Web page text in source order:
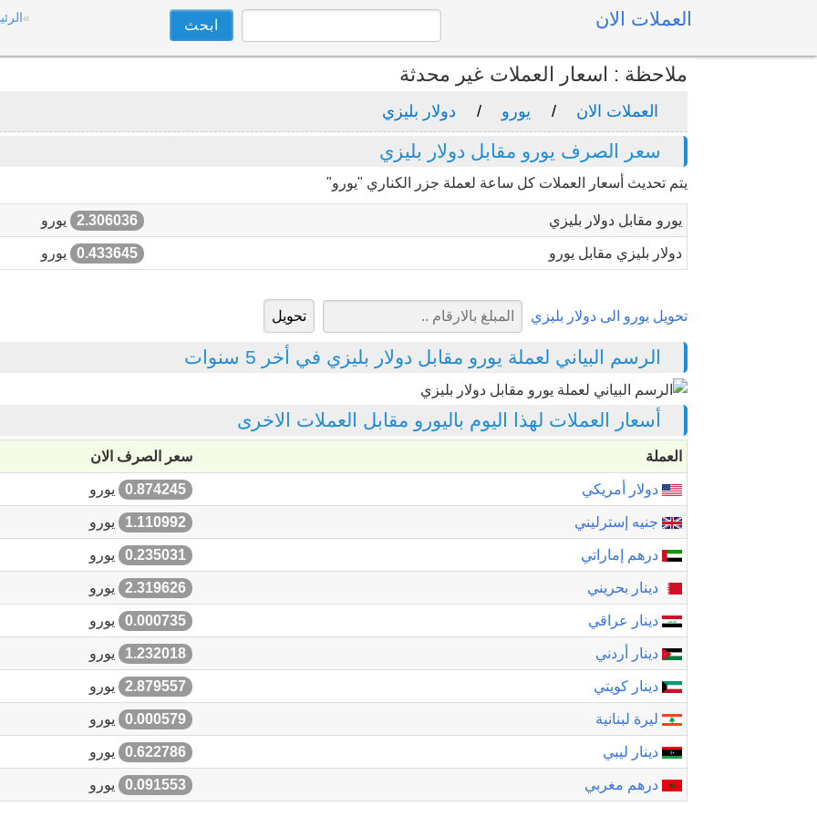
العملات الان
ملاحظة : اسعار العملات غير محدثة
العملات الان يورو دولار بليزي
سعر الصرف يورو مقابل دولار بليزي
يتم تحديث أسعار العملات كل ساعة لعملة جزر الكناري "يورو"
يورو مقابل دولار بليزي 2.306036 يورو
دولار بليزي مقابل يورو 0.433645 يورو
تحويل يورو الى دولار بليزي
الرسم البياني لعملة يورو مقابل دولار بليزي في أخر 5 سنوات
أسعار العملات لهذا اليوم باليورو مقابل العملات الاخرى
العملة سعر الصرف الان
دولار أمريكي 0.874245 يورو
جنيه إسترليني 1.110992 يورو
درهم إماراتي 0.235031 يورو
دينار بحريني 2.319626 يورو
دينار عراقي 0.000735 يورو
دينار أردني 1.232018 يورو
دينار كويتي 2.879557 يورو
ليرة لبنانية 0.000579 يورو
دينار ليبي 0.622786 يورو
درهم مغربي 0.091553 يورو